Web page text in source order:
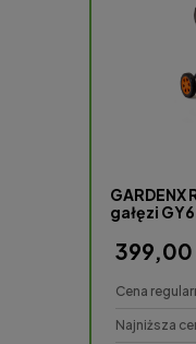
gałęzi
399,00
Cena
Najniższa